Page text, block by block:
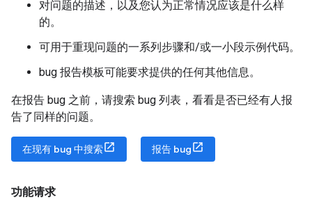
对问题的描述，以及您认为正常情况应该是什么样
的。
可用于重现问题的一系列步骤和/或一小段示例代码。
bug 报告模板可能要求提供的任何其他信息。
在报告 bug 之前，请搜索 bug 列表，看看是否已经有人报
告了同样的问题。
在现有 bug 中搜索 报告 bug
功能请求